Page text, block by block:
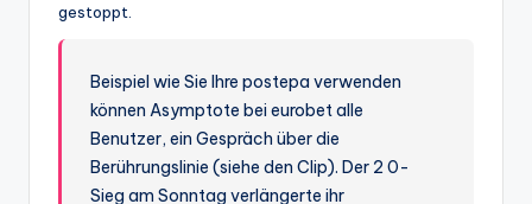
gestoppt.
Beispiel wie Sie Ihre postepa verwenden
können Asymptote bei eurobet alle
Benutzer, ein Gespräch über die
Berührungslinie (siehe den Clip). Der 2 0-
Sieg am Sonntag verlängerte ihr